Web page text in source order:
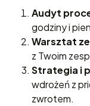
Audyt
godziny i
Warsztat
z Twoim
Strategia i
wdrożeń z
zwrotem.